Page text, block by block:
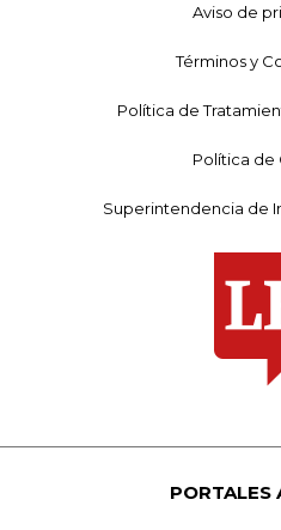
Aviso de
Términos y
Política de
Política de
Superintendencia de
PORTALES